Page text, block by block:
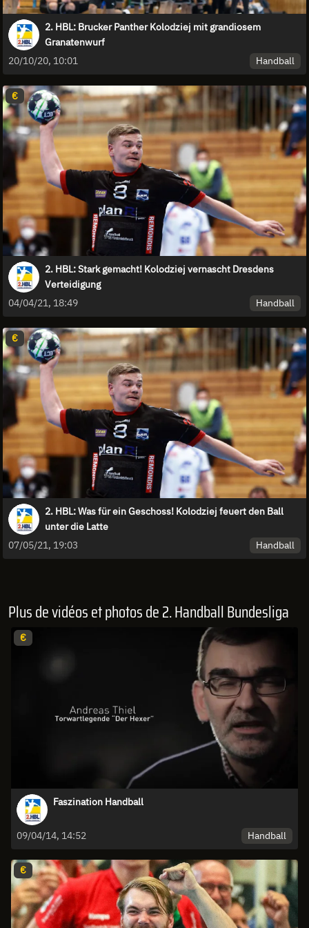
2. HBL: Brucker Panther Kolodziej mit grandiosem
Granatenwurf
20/10/20, 10:01
Handball
€
2. HBL: Stark gemacht! Kolodziej vernascht Dresdens
Verteidigung
04/04/21, 18:49
Handball
€
2. HBL: Was für ein Geschoss! Kolodziej feuert den Ball
unter die Latte
07/05/21, 19:03
Handball
Plus de vidéos et photos de 2. Handball Bundesliga
€
Faszination Handball
09/04/14, 14:52 Handball
€